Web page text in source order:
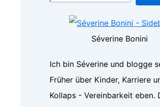
Séverine Bonini
Ich bin Séverine und blogge
Früher über Kinder, Karriere
Kollaps - Vereinbarkeit eben.